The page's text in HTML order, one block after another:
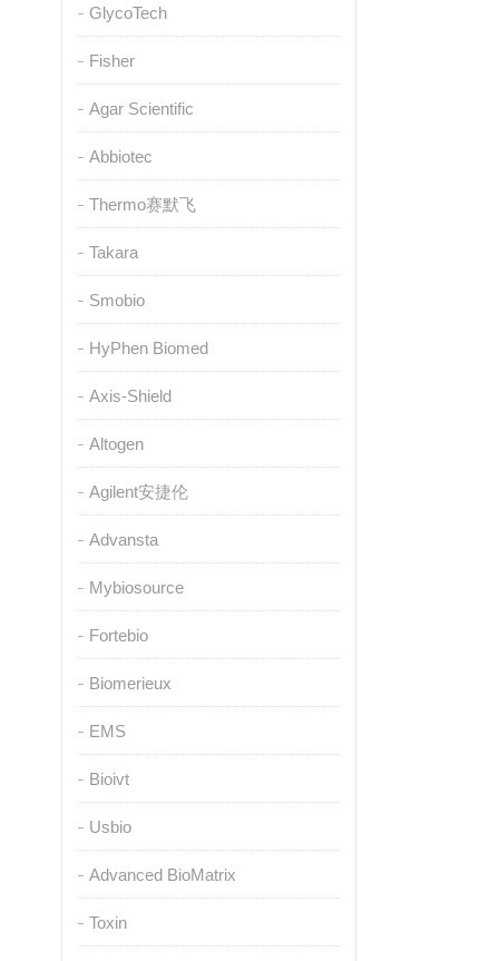
GlycoTech
Fisher
Agar Scientific
Abbiotec
Thermo赛默飞
Takara
Smobio
HyPhen Biomed
Axis-Shield
Altogen
Agilent安捷伦
Advansta
Mybiosource
Fortebio
Biomerieux
EMS
Bioivt
Usbio
Advanced BioMatrix
Toxin